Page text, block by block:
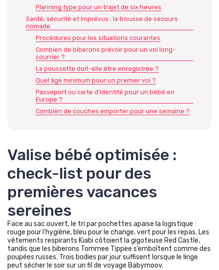
Planning type pour un trajet de six heures
Santé, sécurité et imprévus : la trousse de secours
nomade
Procédures pour les situations courantes
Combien de biberons prévoir pour un vol long-
courrier ?
La poussette doit-elle être enregistrée ?
Quel âge minimum pour un premier vol ?
Passeport ou carte d’identité pour un bébé en
Europe ?
Combien de couches emporter pour une semaine ?
Valise bébé optimisée :
check-list pour des
premières vacances
sereines
Face au sac ouvert, le tri par pochettes apaise la logistique :
rouge pour l’hygiène, bleu pour le change, vert pour les repas. Les
vêtements respirants Kiabi côtoient la gigoteuse Red Castle,
tandis que les biberons Tommee Tippee s’emboîtent comme des
poupées russes. Trois bodies par jour suffisent lorsque le linge
peut sécher le soir sur un fil de voyage Babymoov.